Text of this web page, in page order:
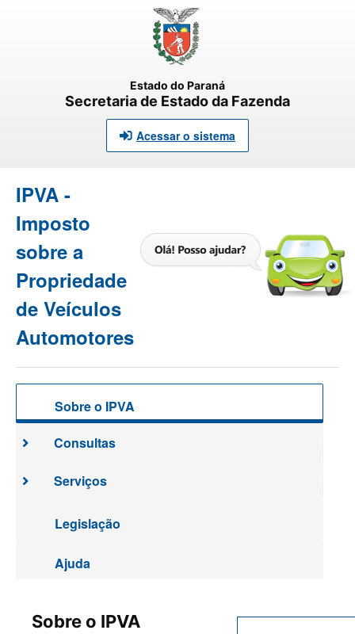
Estado do Paraná
Secretaria de Estado da Fazenda
Acessar o sistema
IPVA -
Imposto
sobre a
Propriedade
de Veículos
Automotores
Sobre o IPVA
Consultas
Serviços
Legislação
Ajuda
Sobre o IPVA